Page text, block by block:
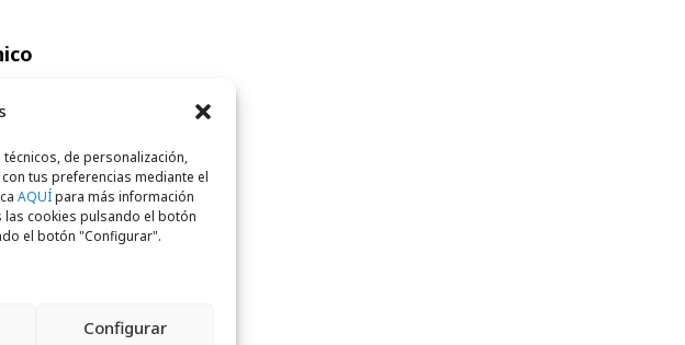
de personalización,
tus preferencias mediante el
AQUÍpara más información
las cookies pulsando el botón
el botón "Configurar".
Configurar
para
llevar por
en
escenario